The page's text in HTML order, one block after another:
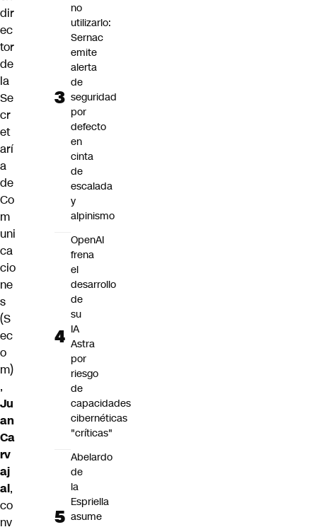
dir
ec
tor
de
la
Se
cr
et
arí
a
de
Co
m
uni
ca
cio
ne
s
(S
ec
o
m)
,
Ju
an
Ca
rv
aj
al,
co
nv
no
utilizarlo:
Sernac
emite
alerta
de
seguridad
por
defecto
en
cinta
de
escalada
y
alpinismo
OpenAI
frena
el
desarrollo
de
su
IA
Astra
por
riesgo
de
capacidades
cibernéticas
"críticas"
Abelardo
de
la
Espriella
asume